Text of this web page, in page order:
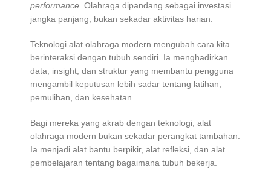
performance . Olahraga dipandang sebagai investasi
jangka panjang, bukan sekadar aktivitas harian.
Teknologi alat olahraga modern mengubah cara kita
berinteraksi dengan tubuh sendiri. Ia menghadirkan
data, insight, dan struktur yang membantu pengguna
mengambil keputusan lebih sadar tentang latihan,
pemulihan, dan kesehatan.
Bagi mereka yang akrab dengan teknologi, alat
olahraga modern bukan sekadar perangkat tambahan.
Ia menjadi alat bantu berpikir, alat refleksi, dan alat
pembelajaran tentang bagaimana tubuh bekerja.